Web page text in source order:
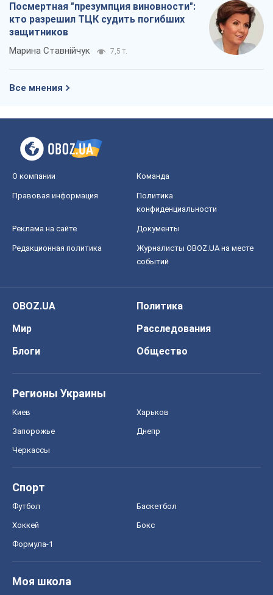
Посмертная "презумпция виновности":
кто разрешил ТЦК судить погибших
защитников
Марина Ставнійчук 7,5 т.
Все мнения
О компании Команда
Правовая информация
Политика
конфиденциальности
Реклама на сайте Документы
Редакционная политика
Журналисты OBOZ.UA на месте
событий
OBOZ.UA
Политика
Мир
Расследования
Блоги
Общество
Регионы Украины
Киев Харьков
Запорожье Днепр
Черкассы
Спорт
Футбол Баскетбол
Хоккей Бокс
Формула-1
Моя школа